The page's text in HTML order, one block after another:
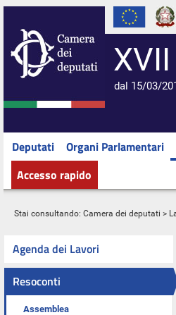
dal 15/03/
Deputati Organi Parlamentari
Accesso rapido
Stai consultando: Camera dei deputati >
Agenda dei Lavori
Resoconti
Assemblea